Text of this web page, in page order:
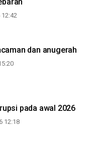
dan anugerah
pada awal 2026
12:18